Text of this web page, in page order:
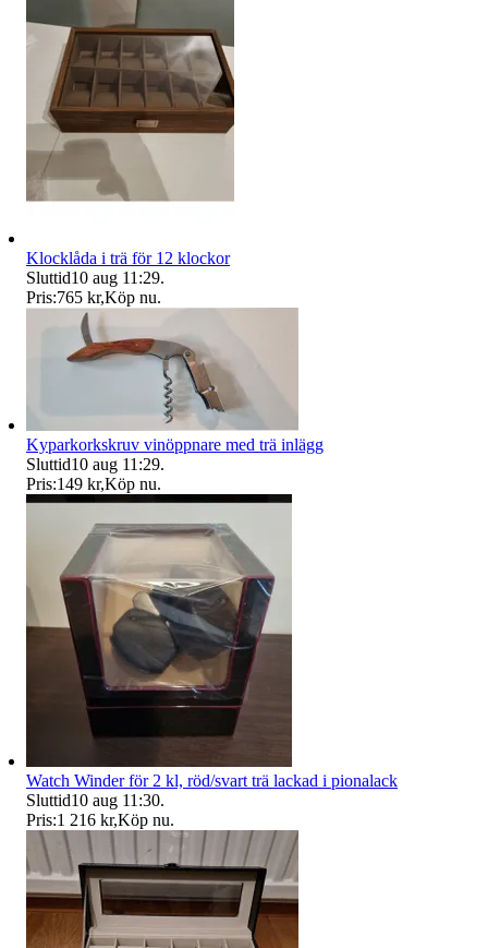
Klocklåda i trä för 12 klockor
Sluttid10 aug 11:29.
Pris:765 kr,Köp nu.
Kyparkorkskruv vinöppnare med trä inlägg
Sluttid10 aug 11:29.
Pris:149 kr,Köp nu.
Watch Winder för 2 kl, röd/svart trä lackad i pionalack
Sluttid10 aug 11:30.
Pris:1 216 kr,Köp nu.